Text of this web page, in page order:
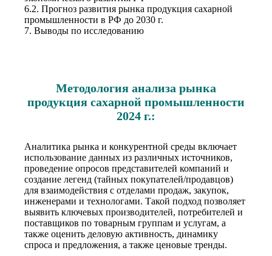
6.2. Прогноз развития рынка продукция сахарной
промышленности в РФ до 2030 г.
7. Выводы по исследованию
Методология анализа рынка
продукция сахарной промышленности
2024 г.:
Аналитика рынка и конкурентной среды включает
использование данных из различных источников,
проведение опросов представителей компаний и
создание легенд (тайных покупателей/продавцов)
для взаимодействия с отделами продаж, закупок,
инженерами и технологами. Такой подход позволяет
выявить ключевых производителей, потребителей и
поставщиков по товарным группам и услугам, а
также оценить деловую активность, динамику
спроса и предложения, а также ценовые тренды.